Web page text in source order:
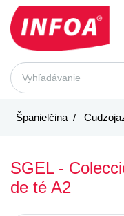
Španielčina
SGEL -
de té A2